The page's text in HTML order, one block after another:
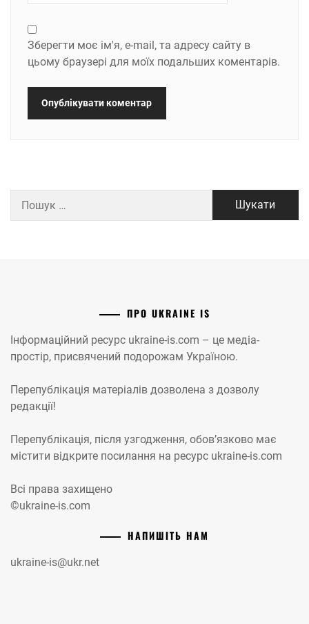
Зберегти моє ім'я, e-mail, та адресу сайту в
цьому браузері для моїх подальших коментарів.
ПРО UKRAINE IS
Інформаційний ресурс ukraine-is.com – це медіа-
простір, присвячений подорожам Україною.
Перепублікація матеріалів дозволена з дозволу
редакції!
Перепублікація, після узгодження, обов’язково має
містити відкрите посилання на ресурс ukraine-is.com
Всі права захищено
©ukraine-is.com
НАПИШІТЬ НАМ
ukraine-is@ukr.net